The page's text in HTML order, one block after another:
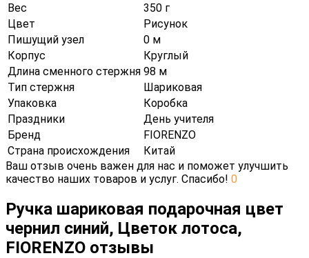
Вес
350 г
Цвет
Рисунок
Пишущий узел
0 м
Корпус
Круглый
Длина сменного стержня 98 м
Тип стержня
Шариковая
Упаковка
Коробка
Праздники
День учителя
Бренд
FIORENZO
Страна происхождения
Китай
Ваш отзыв очень важен для нас и поможет улучшить
качество наших товаров и услуг. Спасибо! 0
Ручка шариковая подарочная цвет
чернил синий, Цветок лотоса,
FIORENZO отзывы